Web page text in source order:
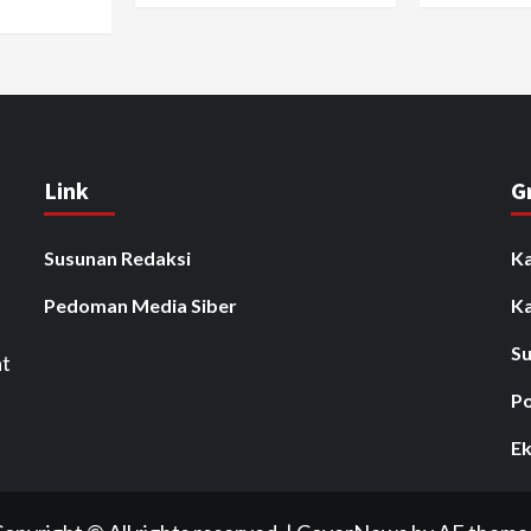
Link
Susunan Redaksi
Pedoman Media Siber